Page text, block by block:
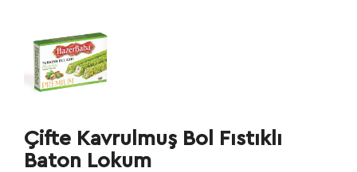
Çifte Kavrulmuş Bol Fıstıklı
Baton Lokum